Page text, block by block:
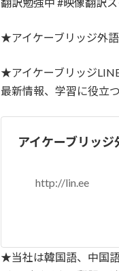
★アイケーブリッジ外
★アイケーブリッジ
最新情報、学習に役立
アイケーブリッ
http://lin.ee
★当社は韓国語、中国